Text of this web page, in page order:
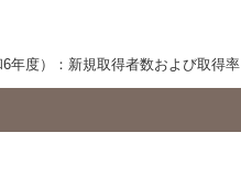
年度）：新規取得者数および取得率